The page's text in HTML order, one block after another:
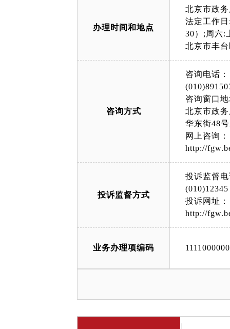
办理时间和地点
北京市政
法定工作
30）;周六:
北京市丰
咨询方式
咨询电话：
咨询窗口
北京市政
华东街48
网上咨询：
http://
投诉监督方式
投诉监督
(010)12345
投诉网址：
http://
业务办理项编码